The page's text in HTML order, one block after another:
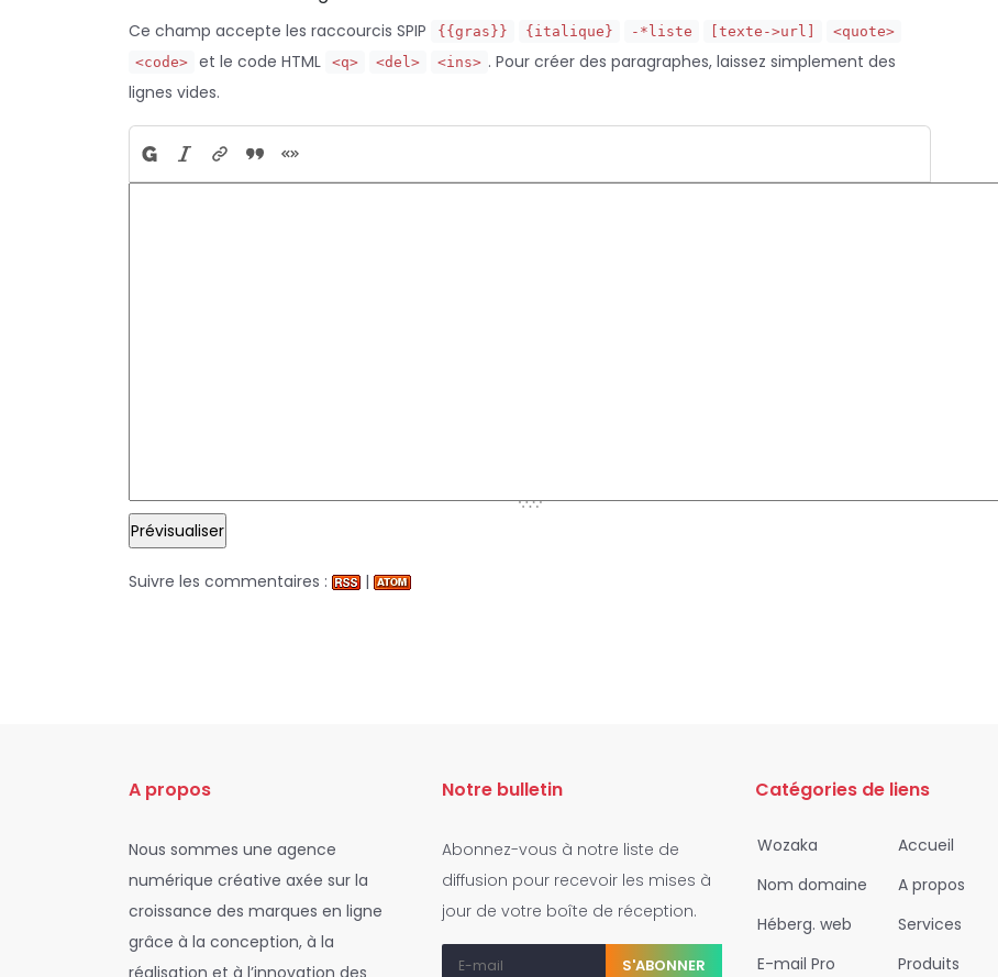
Ce champ accepte les raccourcis SPIP {{gras}} {italique} -*liste [texte->url]
<quote>
<code>
et le code HTML <q> <del> <ins> . Pour créer des paragraphes, laissez simplement des
lignes vides.
Suivre les commentaires : |
A propos
Nous sommes une agence
numérique créative axée sur la
croissance des marques en ligne
grâce à la conception, à la
réalisation et à l’innovation des
Notre bulletin
Abonnez-vous à notre liste de
diffusion pour recevoir les mises à
jour de votre boîte de réception.
S'ABONNER
Catégories de liens
Wozaka
Accueil
Nom domaine
A propos
Héberg. web
Services
E-mail Pro
Produits